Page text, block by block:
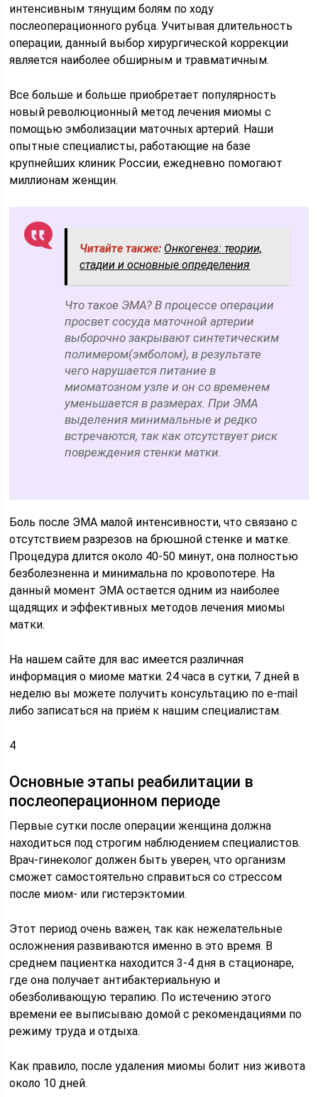
интенсивным тянущим болям по ходу
послеоперационного рубца. Учитывая длительность
операции, данный выбор хирургической коррекции
является наиболее обширным и травматичным.
Все больше и больше приобретает популярность
новый революционный метод лечения миомы с
помощью эмболизации маточных артерий. Наши
опытные специалисты, работающие на базе
крупнейших клиник России, ежедневно помогают
миллионам женщин.
Читайте также: Онкогенез: теории,
стадии и основные определения
Что такое ЭМА? В процессе операции
просвет сосуда маточной артерии
выборочно закрывают синтетическим
полимером(эмболом), в результате
чего нарушается питание в
миоматозном узле и он со временем
уменьшается в размерах. При ЭМА
выделения минимальные и редко
встречаются, так как отсутствует риск
повреждения стенки матки.
Боль после ЭМА малой интенсивности, что связано с
отсутствием разрезов на брюшной стенке и матке.
Процедура длится около 40-50 минут, она полностью
безболезненна и минимальна по кровопотере. На
данный момент ЭМА остается одним из наиболее
щадящих и эффективных методов лечения миомы
матки.
На нашем сайте для вас имеется различная
информация о миоме матки. 24 часа в сутки, 7 дней в
неделю вы можете получить консультацию по e-mail
либо записаться на приём к нашим специалистам.
4
Основные этапы реабилитации в
послеоперационном периоде
Первые сутки после операции женщина должна
находиться под строгим наблюдением специалистов.
Врач-гинеколог должен быть уверен, что организм
сможет самостоятельно справиться со стрессом
после миом- или гистерэктомии.
Этот период очень важен, так как нежелательные
осложнения развиваются именно в это время. В
среднем пациентка находится 3-4 дня в стационаре,
где она получает антибактериальную и
обезболивающую терапию. По истечению этого
времени ее выписываю домой с рекомендациями по
режиму труда и отдыха.
Как правило, после удаления миомы болит низ живота
около 10 дней.